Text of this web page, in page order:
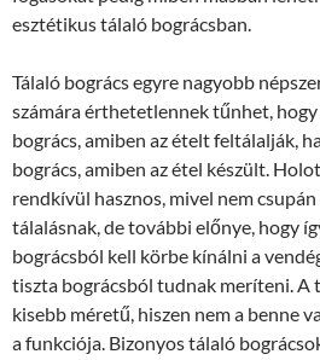
esztétikus tálaló bográcsban.
Tálaló bogrács egyre nagyobb
számára érthetetlennek tűnhet,
bogrács, amiben az ételt feltálalják,
bogrács, amiben az étel készült.
rendkívül hasznos, mivel nem
tálalásnak, de további előnye, hogy
bográcsból kell körbe kínálni a
tiszta bográcsból tudnak meríteni. A
kisebb méretű, hiszen nem a benne
a funkciója. Bizonyos tálaló